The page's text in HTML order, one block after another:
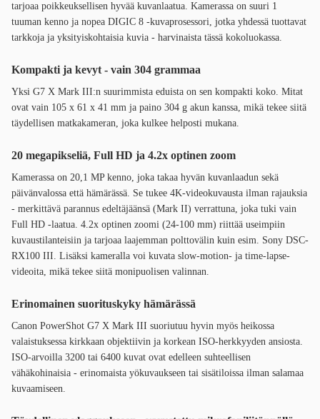
tarjoaa poikkeuksellisen hyvää kuvanlaatua. Kamerassa on suuri 1
tuuman kenno ja nopea DIGIC 8 -kuvaprosessori, jotka yhdessä tuottavat
tarkkoja ja yksityiskohtaisia kuvia - harvinaista tässä kokoluokassa.
Kompakti ja kevyt - vain 304 grammaa
Yksi G7 X Mark III:n suurimmista eduista on sen kompakti koko. Mitat
ovat vain 105 x 61 x 41 mm ja paino 304 g akun kanssa, mikä tekee siitä
täydellisen matkakameran, joka kulkee helposti mukana.
20 megapikseliä, Full HD ja 4.2x optinen zoom
Kamerassa on 20,1 MP kenno, joka takaa hyvän kuvanlaadun sekä
päivänvalossa että hämärässä. Se tukee 4K-videokuvausta ilman rajauksia
- merkittävä parannus edeltäjäänsä (Mark II) verrattuna, joka tuki vain
Full HD -laatua. 4.2x optinen zoomi (24-100 mm) riittää useimpiin
kuvaustilanteisiin ja tarjoaa laajemman polttovälin kuin esim. Sony DSC-
RX100 III. Lisäksi kameralla voi kuvata slow-motion- ja time-lapse-
videoita, mikä tekee siitä monipuolisen valinnan.
Erinomainen suorituskyky hämärässä
Canon PowerShot G7 X Mark III suoriutuu hyvin myös heikossa
valaistuksessa kirkkaan objektiivin ja korkean ISO-herkkyyden ansiosta.
ISO-arvoilla 3200 tai 6400 kuvat ovat edelleen suhteellisen
vähäkohinaisia - erinomaista yökuvaukseen tai sisätiloissa ilman salamaa
kuvaamiseen.